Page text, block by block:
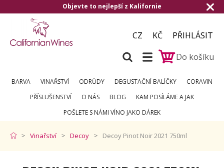
to nejlepší z Kalifornie Doručení
CZ KČ
PŘIHLÁSIT
Do košíku
BARVA VINAŘSTVÍ ODRŮDY DEGUSTAČNÍ BALÍČKY
CORAVIN
PŘÍSLUŠENSTVÍ
O NÁS BLOG
KAM POSÍLÁME A JAK
POŠLETE S NÁMI VÍNO JAKO DÁREK
Vinařství Decoy Decoy Pinot Noir 2021 750ml